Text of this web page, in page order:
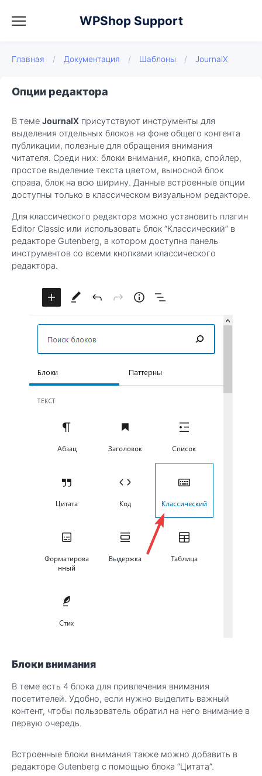
WPShop Support
Главная / Документация / Шаблоны / JournalX
Опции редактора
В теме JournalX присутствуют инструменты для
выделения отдельных блоков на фоне общего контента
публикации, полезные для обращения внимания
читателя. Среди них: блоки внимания, кнопка, спойлер,
простое выделение текста цветом, выносной блок
справа, блок на всю ширину. Данные встроенные опции
доступны только в классическом визуальном редакторе.
Для классического редактора можно установить плагин
Editor Classic или использовать блок “Классический” в
редакторе Gutenberg, в котором доступна панель
инструментов со всеми кнопками классического
редактора.
Блоки внимания
В теме есть 4 блока для привлечения внимания
посетителей. Удобно, если нужно выделить важный
контент, чтобы пользователь обратил на него внимание в
первую очередь.
Встроенные блоки внимания также можно добавить в
редакторе Gutenberg с помощью блока “Цитата”.